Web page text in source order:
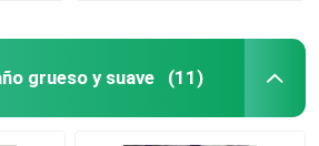
grueso y suave (11)